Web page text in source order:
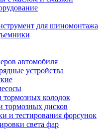
для шиномонтажа
автомобиля
устройства
тормозных колодок
тормозных дисков
и тестирования форсунок
света фар